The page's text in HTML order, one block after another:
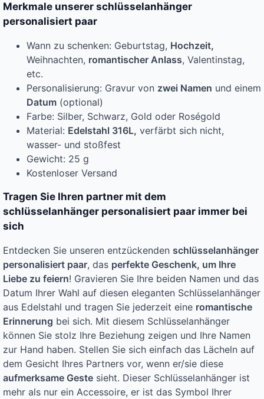
Merkmale unserer schlüsselanhänger
personalisiert paar
Wann zu schenken: Geburtstag, Hochzeit,
Weihnachten, romantischer Anlass, Valentinstag,
etc.
Personalisierung: Gravur von zwei Namen und einem
Datum (optional)
Farbe: Silber, Schwarz, Gold oder Roségold
Material: Edelstahl 316L, verfärbt sich nicht,
wasser- und stoßfest
Gewicht: 25 g
Kostenloser Versand
Tragen Sie Ihren partner mit dem
schlüsselanhänger personalisiert paar immer bei
sich
Entdecken Sie unseren entzückenden schlüsselanhänger
personalisiert paar, das perfekte Geschenk, um Ihre
Liebe zu feiern! Gravieren Sie Ihre beiden Namen und das
Datum Ihrer Wahl auf diesen eleganten Schlüsselanhänger
aus Edelstahl und tragen Sie jederzeit eine romantische
Erinnerung bei sich. Mit diesem Schlüsselanhänger
können Sie stolz Ihre Beziehung zeigen und Ihre Namen
zur Hand haben. Stellen Sie sich einfach das Lächeln auf
dem Gesicht Ihres Partners vor, wenn er/sie diese
aufmerksame Geste sieht. Dieser Schlüsselanhänger ist
mehr als nur ein Accessoire, er ist das Symbol Ihrer